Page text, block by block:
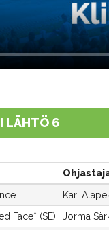
LÄHTÖ 6
Kari
Face* (SE) Jorma